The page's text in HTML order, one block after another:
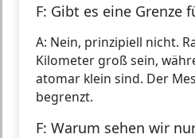
F: Gibt es eine Grenze
A: Nein, prinzipiell nicht.
Kilometer groß sein,
atomar klein sind. Der
begrenzt.
F: Warum sehen wir